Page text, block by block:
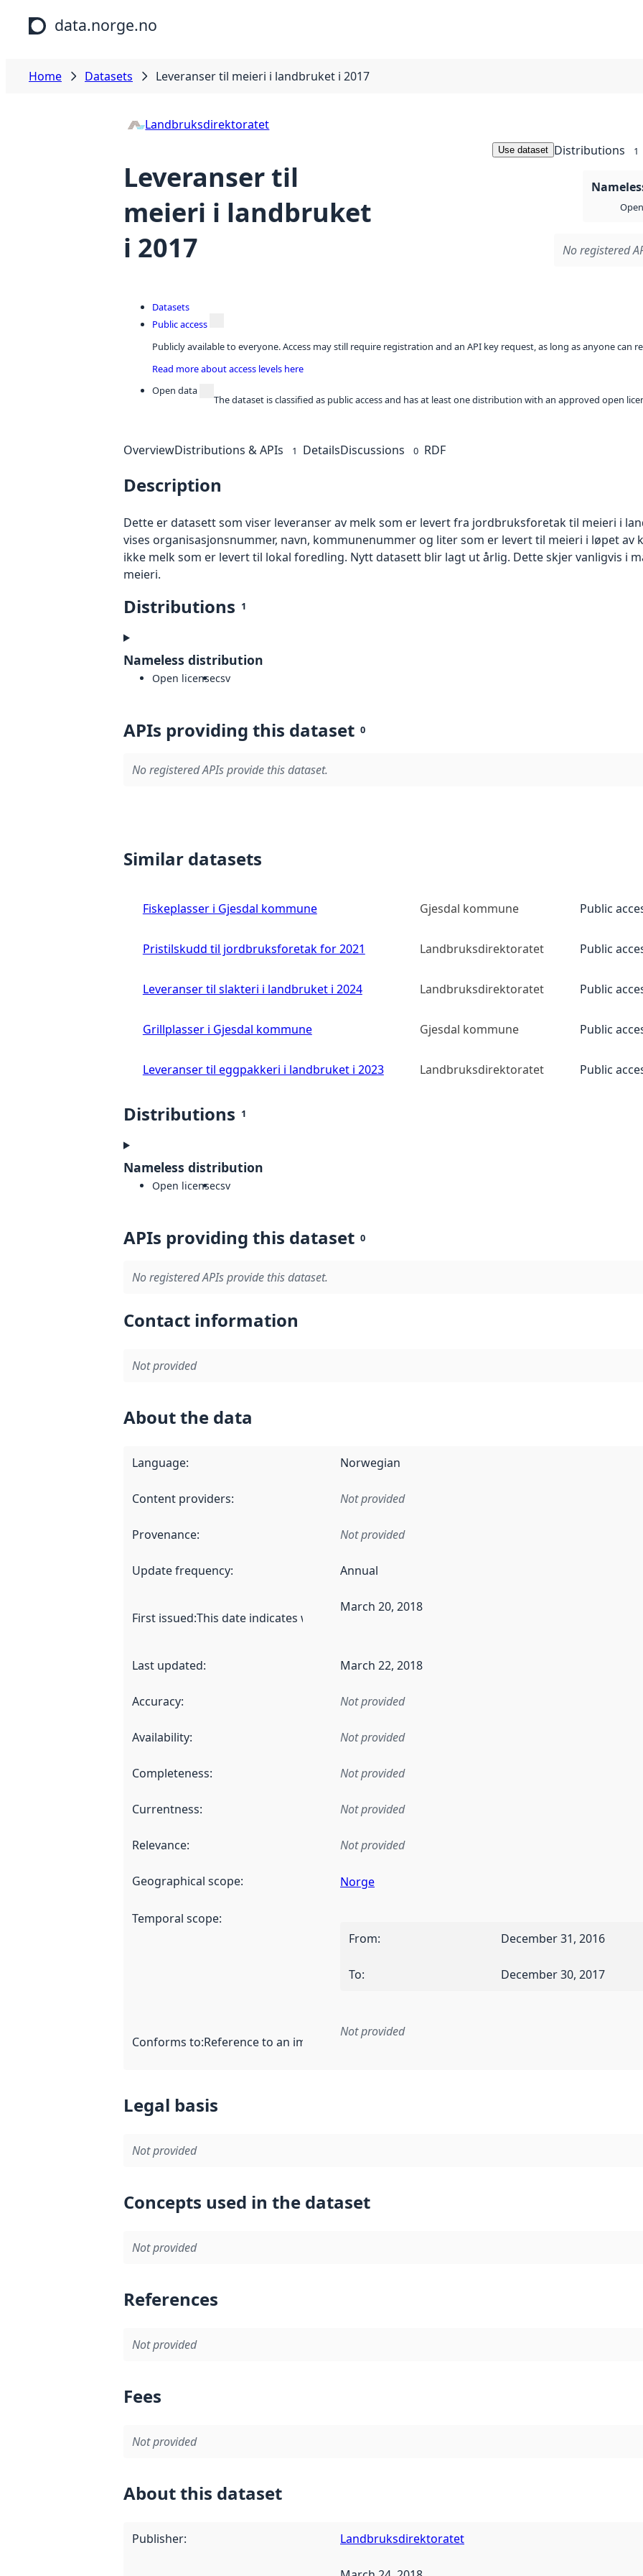
Skip to main content
data.norge.no
Home Datasets Leveranser til meieri i landbruket i 2017
Landbruksdirektoratet
Leveranser til
meieri i landbruket
i 2017
Use dataset Distributions 1
No registered
Datasets
Public access
Publicly available to everyone. Access may still require registration and an API key request, as long as anyone can
Read more about access levels here
Open data
The dataset is classified as public access and has at least one distribution with an approved open
OverviewDistributions & APIs 1 DetailsDiscussions 0 RDF
Description
Dette er datasett som viser leveranser av melk som er levert fra jordbruksforetak til meieri i
vises organisasjonsnummer, navn, kommunenummer og liter som er levert til meieri i løpet av
ikke melk som er levert til lokal foredling. Nytt datasett blir lagt ut årlig. Dette skjer vanligvis i
meieri.
Distributions 1
Nameless distribution
Open licensecsv
APIs providing this dataset 0
No registered APIs provide this dataset.
Similar datasets
Fiskeplasser i Gjesdal kommune Gjesdal kommune Public
Pristilskudd til jordbruksforetak for 2021 Landbruksdirektoratet Public
Leveranser til slakteri i landbruket i 2024 Landbruksdirektoratet Public
Grillplasser i Gjesdal kommune Gjesdal kommune Public
Leveranser til eggpakkeri i landbruket i 2023 Landbruksdirektoratet Public
Distributions 1
Nameless distribution
Open licensecsv
APIs providing this dataset 0
No registered APIs provide this dataset.
Contact information
Not provided
About the data
Language: Norwegian
Content providers: Not provided
Provenance: Not provided
Update frequency: Annual
First issued:This date indicates when the data in this dataset was first released. It may have
March 20, 2018
Last updated: March 22, 2018
Accuracy: Not provided
Availability: Not provided
Completeness: Not provided
Currentness: Not provided
Relevance: Not provided
Geographical scope: Norge
Temporal scope:
From: December 31, 2016
To: December 30, 2017
Conforms to:Reference to an implementation rule or other specification that forms the basis
Not provided
Legal basis
Not provided
Concepts used in the dataset
Not provided
References
Not provided
Fees
Not provided
About this dataset
Publisher: Landbruksdirektoratet